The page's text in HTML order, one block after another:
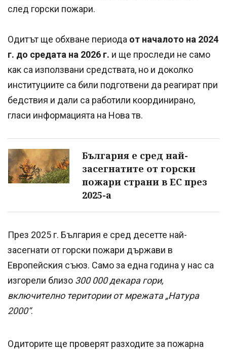
след горски пожари.
Одитът ще обхване периода от началото на 2024
г. до средата на 2026 г. и ще проследи не само
как са използвани средствата, но и доколко
институциите са били подготвени да реагират при
бедствия и дали са работили координирано,
гласи информацията на Нова тв.
България е сред най-
засегнатите от горски
пожари страни в ЕС през
2025-а
През 2025 г. България е сред десетте най-
засегнати от горски пожари държави в
Европейския съюз. Само за една година у нас са
изгорели близо 300 000 декара гори,
включително територии от мрежата „Натура
2000“.
Одиторите ще проверят разходите за пожарна